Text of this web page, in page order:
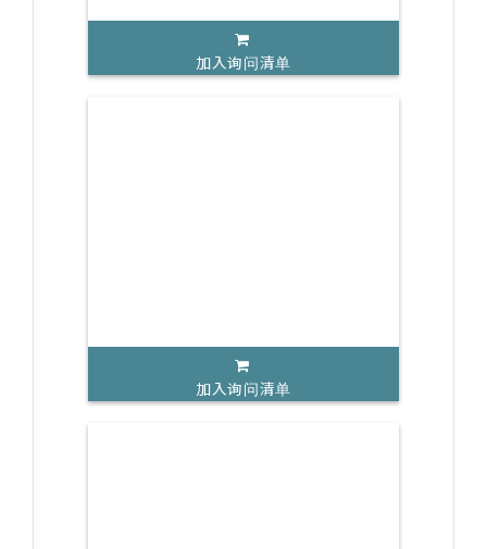
加入询问清单
加入询问清单